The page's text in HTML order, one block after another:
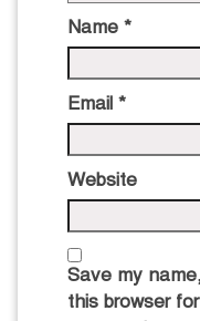
Name *
Email *
Website
Save my
this browser